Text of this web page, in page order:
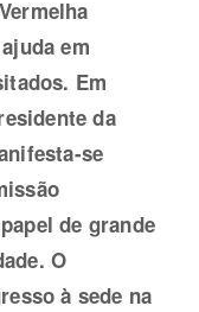
em
Em
da
se
de grande
O
à sede na